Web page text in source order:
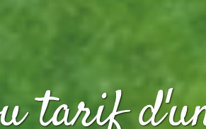
tarif